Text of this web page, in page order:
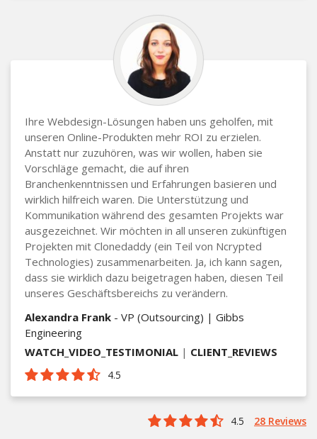
Ihre Webdesign-Lösungen haben uns geholfen, mit
unseren Online-Produkten mehr ROI zu erzielen.
Anstatt nur zuzuhören, was wir wollen, haben sie
Vorschläge gemacht, die auf ihren
Branchenkenntnissen und Erfahrungen basieren und
wirklich hilfreich waren. Die Unterstützung und
Kommunikation während des gesamten Projekts war
ausgezeichnet. Wir möchten in all unseren zukünftigen
Projekten mit Clonedaddy (ein Teil von Ncrypted
Technologies) zusammenarbeiten. Ja, ich kann sagen,
dass sie wirklich dazu beigetragen haben, diesen Teil
unseres Geschäftsbereichs zu verändern.
Alexandra Frank - VP (Outsourcing) | Gibbs
Engineering
WATCH_VIDEO_TESTIMONIAL | CLIENT_REVIEWS
4.5
4.5 28 Reviews